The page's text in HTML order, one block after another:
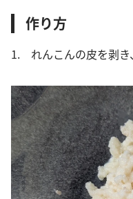
作り方
1. れんこんの皮を剥き